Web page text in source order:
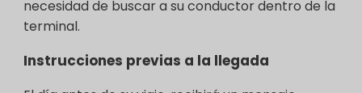
necesidad de buscar a su conductor dentro de la
terminal.
Instrucciones previas a la llegada